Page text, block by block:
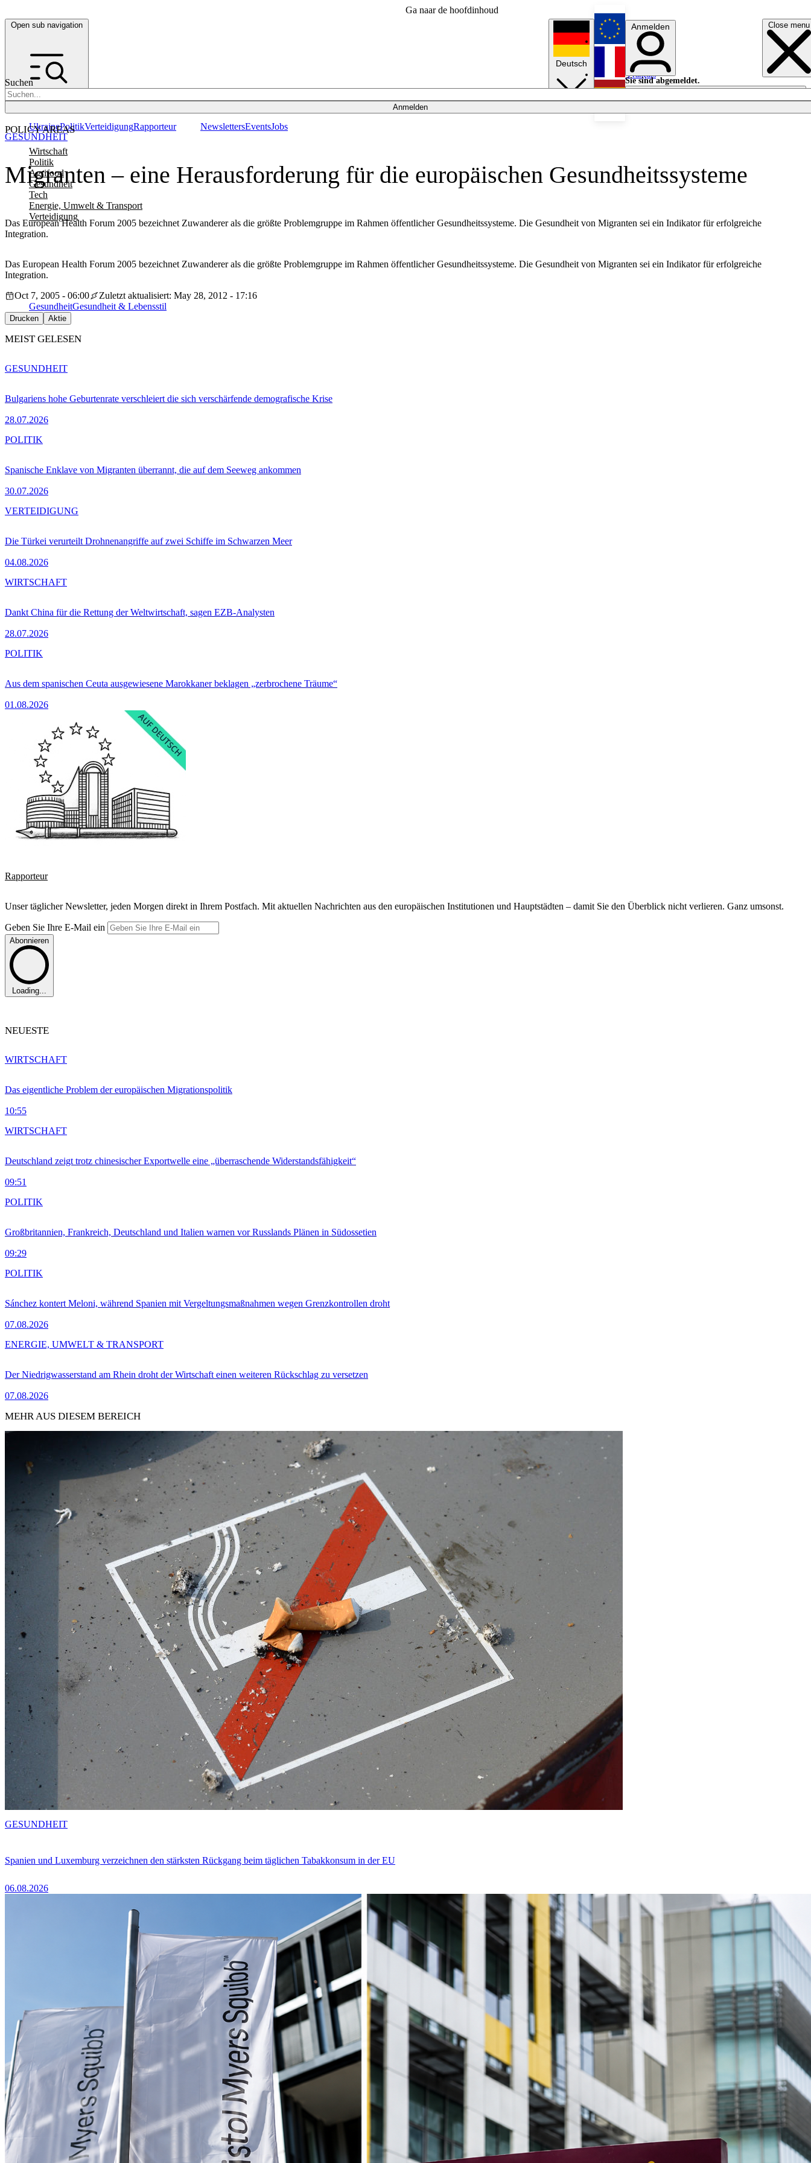
Ga naar de hoofdinhoud
Open sub navigation Close menu
Suchen
Anmelden
POLICY AREAS
Wirtschaft
Politik
Agrifood
Gesundheit
Tech
Energie, Umwelt & Transport
Verteidigung
UkrainePolitikVerteidigungRapporteur NewslettersEventsJobs
Deutsch
English
Français
Anmelden
Sie sind abgemeldet.
Anmelden
Licht aus
Migranten – eine Herausforderung für die europäischen Gesundheitssysteme
Das European Health Forum 2005 bezeichnet Zuwanderer als die größte Problemgruppe im Rahmen öffentlicher Gesundheitssysteme. Die Gesundheit von Migranten sei ein Indikator für erfolgreiche
Integration.
GESUNDHEIT
Das European Health Forum 2005 bezeichnet Zuwanderer als die größte Problemgruppe im Rahmen öffentlicher Gesundheitssysteme. Die Gesundheit von Migranten sei ein Indikator für erfolgreiche
Integration.
Oct 7, 2005 - 06:00
Zuletzt aktualisiert: May 28, 2012 - 17:16
GesundheitGesundheit & Lebensstil
Drucken Aktie
MEIST GELESEN
Bulgariens hohe Geburtenrate verschleiert die sich verschärfende demografische Krise
28.07.2026
GESUNDHEIT
Spanische Enklave von Migranten überrannt, die auf dem Seeweg ankommen
30.07.2026
POLITIK
Die Türkei verurteilt Drohnenangriffe auf zwei Schiffe im Schwarzen Meer
04.08.2026
VERTEIDIGUNG
Dankt China für die Rettung der Weltwirtschaft, sagen EZB-Analysten
28.07.2026
WIRTSCHAFT
Aus dem spanischen Ceuta ausgewiesene Marokkaner beklagen „zerbrochene Träume“
01.08.2026
POLITIK
Rapporteur
Unser täglicher Newsletter, jeden Morgen direkt in Ihrem Postfach. Mit aktuellen Nachrichten aus den europäischen Institutionen und Hauptstädten – damit Sie den Überblick nicht verlieren. Ganz umsonst.
Geben Sie Ihre E-Mail ein
Abonnieren
Loading...
NEUESTE
Das eigentliche Problem der europäischen Migrationspolitik
10:55
WIRTSCHAFT
Deutschland zeigt trotz chinesischer Exportwelle eine „überraschende Widerstandsfähigkeit“
09:51
WIRTSCHAFT
Großbritannien, Frankreich, Deutschland und Italien warnen vor Russlands Plänen in Südossetien
09:29
POLITIK
Sánchez kontert Meloni, während Spanien mit Vergeltungsmaßnahmen wegen Grenzkontrollen droht
07.08.2026
POLITIK
Der Niedrigwasserstand am Rhein droht der Wirtschaft einen weiteren Rückschlag zu versetzen
07.08.2026
ENERGIE, UMWELT & TRANSPORT
MEHR AUS DIESEM BEREICH
Spanien und Luxemburg verzeichnen den stärksten Rückgang beim täglichen Tabakkonsum in der EU
06.08.2026
GESUNDHEIT